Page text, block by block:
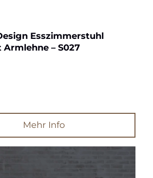
Esszimmerstuhl
Armlehne – S027
Mehr Info